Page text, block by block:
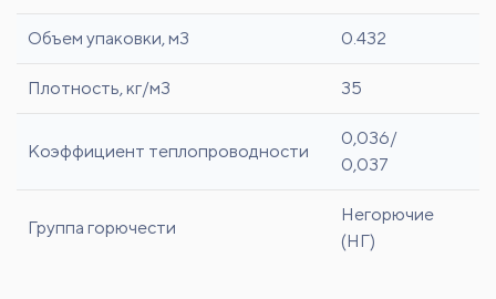
Объем упаковки, м3 0.432
Плотность, кг/м3 35
Коэффициент теплопроводности
0,036/
0,037
Группа горючести
Негорючие
(НГ)